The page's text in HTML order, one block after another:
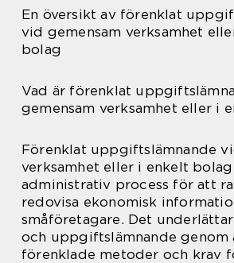
En översikt av förenklat
vid gemensam verksamhet
bolag
Vad är förenklat
gemensam verksamhet eller i
Förenklat uppgiftslämnande
verksamhet eller i enkelt bolag
administrativ process för att
redovisa ekonomisk
småföretagare. Det
och uppgiftslämnande genom
förenklade metoder och krav